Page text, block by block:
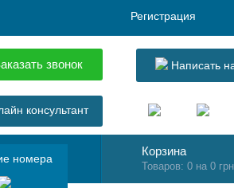
Регистрация
Написать
звонок
консультант
номера
Корзина
Товаров: 0 на 0